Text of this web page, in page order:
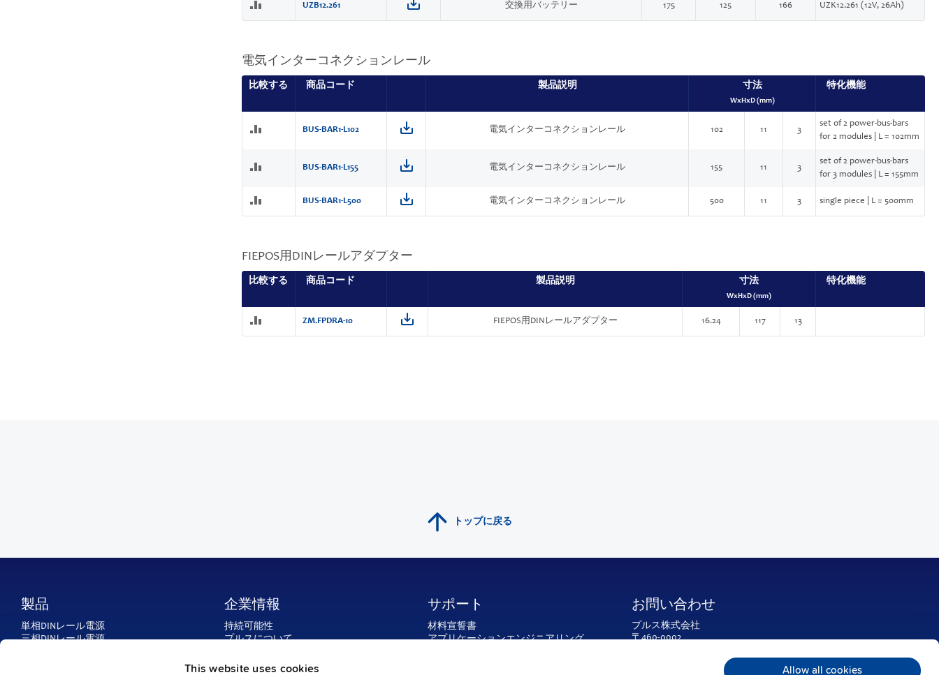
This website uses cookies Allow all cookies
UZB12.261 交換用バッテリー 175 125 166 UZK12.261 (12V, 26Ah)
電気インターコネクションレール
比較する 商品コード 製品説明 寸法
WxHxD (mm)
特化機能
BUS-BAR1-L102 電気インターコネクションレール 102 11 3
set of 2 power-bus-bars
for 2 modules | L = 102mm
BUS-BAR1-L155 電気インターコネクションレール 155 11 3
set of 2 power-bus-bars
for 3 modules | L = 155mm
BUS-BAR1-L500 電気インターコネクションレール 500 11 3 single piece | L = 500mm
FIEPOS用DINレールアダプター
比較する 商品コード 製品説明 寸法
WxHxD (mm)
特化機能
ZM.FPDRA-10 FIEPOS用DINレールアダプター 16.24 117 13
トップに戻る
製品
単相DINレール電源
三相DINレール電源
企業情報
持続可能性
プルスについて
プルス グローバル
サポート
材料宣誓書
アプリケーションエンジニアリング
お問い合わせ
プルス株式会社
〒460-0002